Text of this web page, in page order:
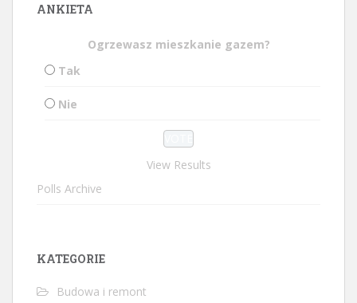
ANKIETA
Ogrzewasz mieszkanie gazem?
Tak
Nie
View Results
Polls Archive
KATEGORIE
Budowa i remont